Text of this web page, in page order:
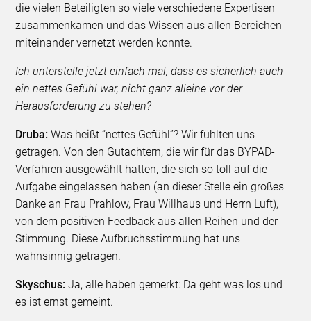
die vielen Beteiligten so viele verschiedene Expertisen
zusammenkamen und das Wissen aus allen Bereichen
miteinander vernetzt werden konnte.
Ich unterstelle jetzt einfach mal, dass es sicherlich auch
ein nettes Gefühl war, nicht ganz alleine vor der
Herausforderung zu stehen?
Druba:Was heißt “nettes Gefühl”? Wir fühlten uns
getragen. Von den Gutachtern, die wir für das BYPAD-
Verfahren ausgewählt hatten, die sich so toll auf die
Aufgabe eingelassen haben (an dieser Stelle ein großes
Danke an Frau Prahlow, Frau Willhaus und Herrn Luft),
von dem positiven Feedback aus allen Reihen und der
Stimmung. Diese Aufbruchsstimmung hat uns
wahnsinnig getragen.
Skyschus:Ja, alle haben gemerkt: Da geht was los und
es ist ernst gemeint.